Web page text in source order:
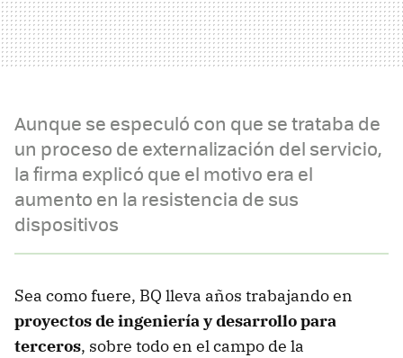
Aunque se especuló con que se trataba de
un proceso de externalización del servicio,
la firma explicó que el motivo era el
aumento en la resistencia de sus
dispositivos
Sea como fuere, BQ lleva años trabajando en
proyectos de ingeniería y desarrollo para
terceros, sobre todo en el campo de la